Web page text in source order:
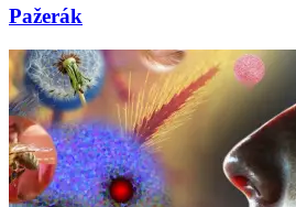
Pažerák